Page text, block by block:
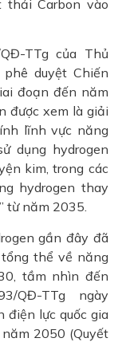
Carbon vào
TTg của Thủ
duyệt Chiến
đoạn đến năm
được xem là giải
lĩnh vực năng
dụng hydrogen
kim, trong các
hydrogen thay
từ năm 2035.
gần đây đã
thể về năng
tầm nhìn đến
QĐ-TTg ngày
điện lực quốc gia
2050 (Quyết